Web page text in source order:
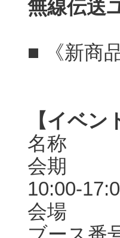
無線伝送
■ 《新商
【イベン
名称 第
会期
10:00-
会場 東